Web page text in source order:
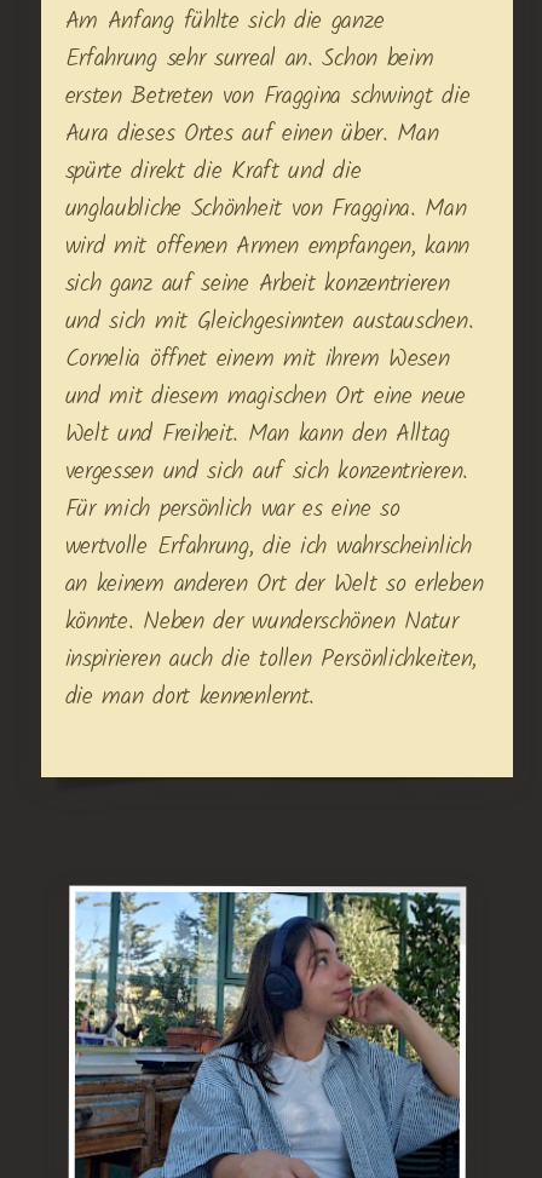
Am Anfang fühlte sich die ganze
Erfahrung sehr surreal an. Schon beim
ersten Betreten von Fraggina schwingt die
Aura dieses Ortes auf einen über. Man
spürte direkt die Kraft und die
unglaubliche Schönheit von Fraggina. Man
wird mit offenen Armen empfangen, kann
sich ganz auf seine Arbeit konzentrieren
und sich mit Gleichgesinnten austauschen.
Cornelia öffnet einem mit ihrem Wesen
und mit diesem magischen Ort eine neue
Welt und Freiheit. Man kann den Alltag
vergessen und sich auf sich konzentrieren.
Für mich persönlich war es eine so
wertvolle Erfahrung, die ich wahrscheinlich
an keinem anderen Ort der Welt so erleben
könnte. Neben der wunderschönen Natur
inspirieren auch die tollen Persönlichkeiten,
die man dort kennenlernt.